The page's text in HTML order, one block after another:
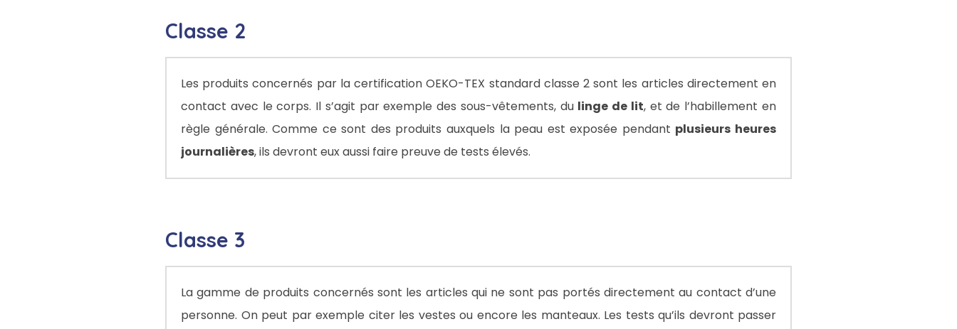
Classe 2
Les produits concernés par la certification OEKO-TEX standard classe 2 sont les articles directement en
contact avec le corps. Il s’agit par exemple des sous-vêtements, du linge de lit, et de l’habillement en
règle générale. Comme ce sont des produits auxquels la peau est exposée pendant plusieurs heures
journalières, ils devront eux aussi faire preuve de tests élevés.
Classe 3
La gamme de produits concernés sont les articles qui ne sont pas portés directement au contact d’une
personne. On peut par exemple citer les vestes ou encore les manteaux. Les tests qu’ils devront passer